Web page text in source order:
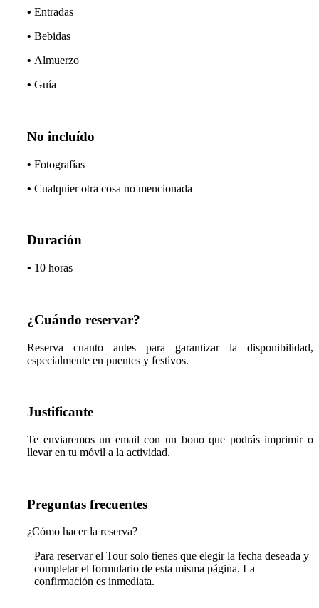
• Entradas
• Bebidas
• Almuerzo
• Guía
No incluído
• Fotografías
• Cualquier otra cosa no mencionada
Duración
• 10 horas
¿Cuándo reservar?
Reserva cuanto antes para garantizar la disponibilidad,
especialmente en puentes y festivos.
Justificante
Te enviaremos un email con un bono que podrás imprimir o
llevar en tu móvil a la actividad.
Preguntas frecuentes
¿Cómo hacer la reserva?
Para reservar el Tour solo tienes que elegir la fecha deseada y
completar el formulario de esta misma página. La
confirmación es inmediata.